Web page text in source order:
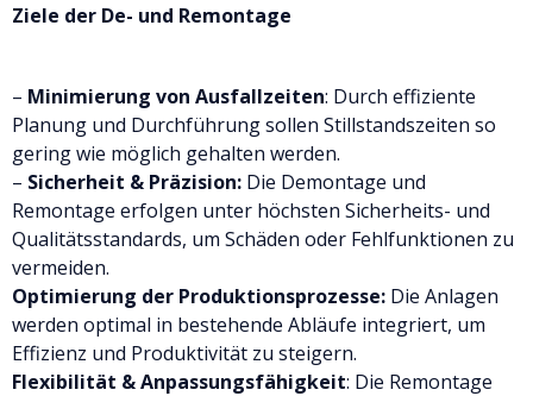
Ziele der De- und Remontage
– Minimierung von Ausfallzeiten: Durch effiziente
Planung und Durchführung sollen Stillstandszeiten so
gering wie möglich gehalten werden.
– Sicherheit & Präzision: Die Demontage und
Remontage erfolgen unter höchsten Sicherheits- und
Qualitätsstandards, um Schäden oder Fehlfunktionen zu
vermeiden.
Optimierung der Produktionsprozesse: Die Anlagen
werden optimal in bestehende Abläufe integriert, um
Effizienz und Produktivität zu steigern.
Flexibilität & Anpassungsfähigkeit: Die Remontage